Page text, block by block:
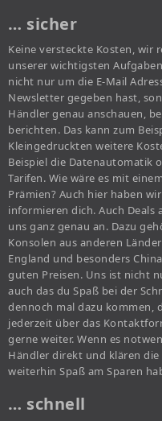
… sicher
Keine versteckte Kosten, wir
unserer wichtigsten
nicht nur um die E-Mail
Newsletter gegeben hast,
Händler genau anschauen,
berichten. Das kann zum
Kleingedruckten weitere
Beispiel die Datenautomatik
Tarifen. Wie wäre es mit
Prämien? Auch hier haben
informieren dich. Auch Deals
uns ganz genau an. Dazu
Konsolen aus anderen
England und besonders
guten Preisen. Uns ist nicht
auch das du Spaß bei der
dennoch mal dazu kommen,
jederzeit über das
gerne weiter. Wenn es
Händler direkt und klären
weiterhin Spaß am Sparen
… schnell